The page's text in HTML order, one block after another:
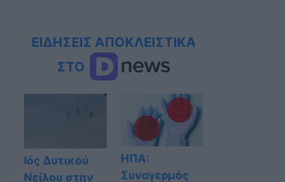
ΕΙΔΗΣΕΙΣ ΑΠΟΚΛΕΙΣΤΙΚΑ
ΣΤΟ
Ιός Δυτικού
Νείλου στην
ΗΠΑ:
Συναγερμός